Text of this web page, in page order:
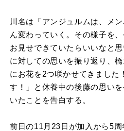
川名は「アンジュルムは、メ
ん変わっていく。その様子を
お見せできていたらいいなと
に対しての思いを振り返り、
にお花を2つ咲かせてきまし
す！」と休養中の後藤の思い
いたことを告白する。
前日の11月23日が加入から5